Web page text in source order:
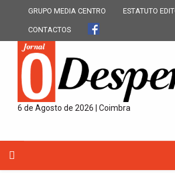
GRUPO MEDIA CENTRO ESTATUTO
CONTACTOS
6 de Agosto de 2026 | Coimbra